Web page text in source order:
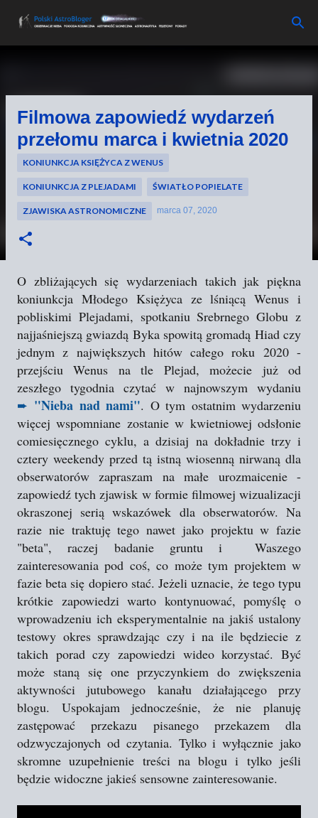
Przejdź do głównej zawartości
Filmowa zapowiedź wydarzeń
przełomu marca i kwietnia 2020
KONIUNKCJA KSIĘŻYCA Z WENUS
KONIUNKCJA Z PLEJADAMI ŚWIATŁO POPIELATE
ZJAWISKA ASTRONOMICZNE marca 07, 2020
O zbliżających się wydarzeniach takich jak piękna
koniunkcja Młodego Księżyca ze lśniącą Wenus i
pobliskimi Plejadami, spotkaniu Srebrnego Globu z
najjaśniejszą gwiazdą Byka spowitą gromadą Hiad czy
jednym z największych hitów całego roku 2020 -
przejściu Wenus na tle Plejad, możecie już od
zeszłego tygodnia czytać w najnowszym wydaniu
➨ "Nieba nad nami". O tym ostatnim wydarzeniu
więcej wspomniane zostanie w kwietniowej odsłonie
comiesięcznego cyklu, a dzisiaj na dokładnie trzy i
cztery weekendy przed tą istną wiosenną nirwaną dla
obserwatorów zapraszam na małe urozmaicenie -
zapowiedź tych zjawisk w formie filmowej wizualizacji
okraszonej serią wskazówek dla obserwatorów. Na
razie nie traktuję tego nawet jako projektu w fazie
"beta", raczej badanie gruntu i Waszego
zainteresowania pod coś, co może tym projektem w
fazie beta się dopiero stać. Jeżeli uznacie, że tego typu
krótkie zapowiedzi warto kontynuować, pomyślę o
wprowadzeniu ich eksperymentalnie na jakiś ustalony
testowy okres sprawdzając czy i na ile będziecie z
takich porad czy zapowiedzi wideo korzystać. Być
może staną się one przyczynkiem do zwiększenia
aktywności jutubowego kanału działającego przy
blogu. Uspokajam jednocześnie, że nie planuję
zastępować przekazu pisanego przekazem dla
odzwyczajonych od czytania. Tylko i wyłącznie jako
skromne uzupełnienie treści na blogu i tylko jeśli
będzie widoczne jakieś sensowne zainteresowanie.